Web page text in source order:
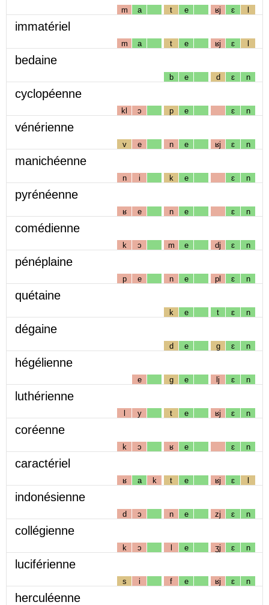
m a t e ʁj ɛ l
immatériel
m a t e ʁj ɛ l
bedaine
b e d ɛ n
cyclopéenne
kl ɔ p e ɛ n
vénérienne
v e n e ʁj ɛ n
manichéenne
n i k e ɛ n
pyrénéenne
ʁ e n e ɛ n
comédienne
k ɔ m e dj ɛ n
pénéplaine
p e n e pl ɛ n
quétaine
k e t ɛ n
dégaine
d e g ɛ n
hégélienne
e g e lj ɛ n
luthérienne
l y t e ʁj ɛ n
coréenne
k ɔ ʁ e ɛ n
caractériel
ʁ a k t e ʁj ɛ l
indonésienne
d ɔ n e zj ɛ n
collégienne
k ɔ l e ʒj ɛ n
luciférienne
s i f e ʁj ɛ n
herculéenne